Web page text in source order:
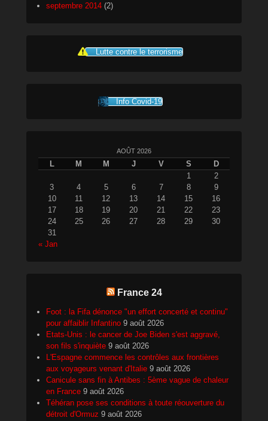
septembre 2014 (2)
Lutte contre le terrorisme
Info Covid-19
AOÛT 2026
L M M J V S
D
1
2
3
4 5 6 7 8
9
10
11 12 13 14 15
16
17
18 19 20 21 22
23
24
25 26 27 28 29
30
31
« Jan
France 24
Foot : la Fifa dénonce "un effort concerté et continu"
pour affaiblir Infantino 9 août 2026
Etats-Unis : le cancer de Joe Biden s'est aggravé,
son fils s'inquiète 9 août 2026
L'Espagne commence les contrôles aux frontières
aux voyageurs venant d'Italie 9 août 2026
Canicule sans fin à Antibes : 5ème vague de chaleur
en France 9 août 2026
Téhéran pose ses conditions à toute réouverture du
détroit d'Ormuz 9 août 2026